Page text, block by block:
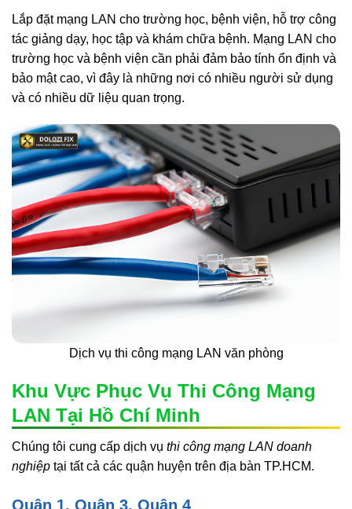
Lắp đặt mạng LAN cho trường học, bệnh viện, hỗ trợ công
tác giảng dạy, học tập và khám chữa bệnh. Mạng LAN cho
trường học và bệnh viện cần phải đảm bảo tính ổn định và
bảo mật cao, vì đây là những nơi có nhiều người sử dụng
và có nhiều dữ liệu quan trọng.
Dịch vụ thi công mạng LAN văn phòng
Khu Vực Phục Vụ Thi Công Mạng
LAN Tại Hồ Chí Minh
Chúng tôi cung cấp dịch vụ thi công mạng LAN doanh
nghiệp tại tất cả các quận huyện trên địa bàn TP.HCM.
Quận 1, Quận 3, Quận 4